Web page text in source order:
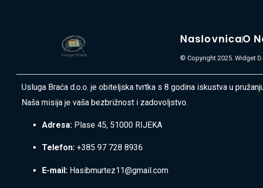
NaslovnicaO
© Copyright 2025. Widget
Usluga Braća d.o.o. je obiteljska tvrtka s 8 godina iskustva u
Naša misija je vaša bezbrižnost i zadovoljstvo.
Adresa: Plase 45, 51000 RIJEKA
Telefon: +385 97 728 8936
E-mail: Hasibmurtez11@gmail.com